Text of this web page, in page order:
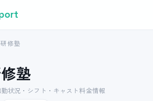
修塾
塾
状況・シフト・キャスト料金情報